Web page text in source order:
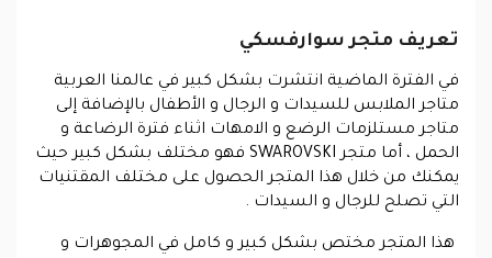
تعريف متجر سوارفسكي
في الفترة الماضية انتشرت بشكل كبير في عالمنا العربية
متاجر الملابس للسيدات و الرجال و الأطفال بالإضافة إلى
متاجر مستلزمات الرضع و الامهات اثناء فترة الرضاعة و
الحمل ، أما متجر SWAROVSKI فهو مختلف بشكل كبير حيث
يمكنك من خلال هذا المتجر الحصول على مختلف المقتنيات
التي تصلح للرجال و السيدات .
هذا المتجر مختص بشكل كبير و كامل في المجوهرات و